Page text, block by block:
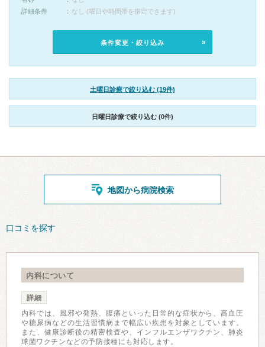
詳細条件
なし (曜日や時間帯を指定できます)
条件変更・絞り込み
土曜日診療で絞り込む (19件)
日曜日診療で絞り込む (0件)
地図から病院検索
口コミを探す
内科について
詳細
内科では、風邪や発熱、腹痛といった日常的な症状から、高血圧
や糖尿病などの生活習慣病まで幅広い疾患を対象としています。
また、健康診断後の精密検査や、インフルエンザワクチン、肺炎
球菌ワクチンなどの予防接種にも対応します。